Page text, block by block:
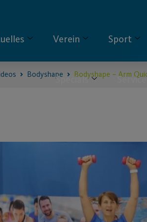
Verein Sport
Specials Service
Bodyshape Bodyshape – Arm